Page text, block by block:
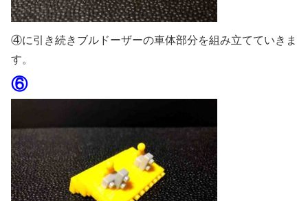
④に引き続きブルドーザーの車体部分を組み立てていきま
す。
⑥